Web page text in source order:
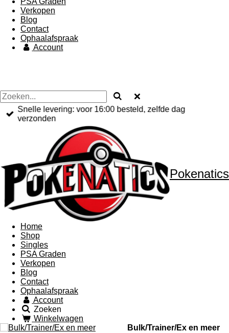
Verkopen
Blog
Contact
Ophaalafspraak
Account
Snelle levering: voor 16:00 besteld, zelfde dag
verzonden
Pokenatics
Home
Shop
Singles
PSA Graden
Verkopen
Blog
Contact
Ophaalafspraak
Account
Zoeken
Winkelwagen
Bulk/Trainer/Ex en meer